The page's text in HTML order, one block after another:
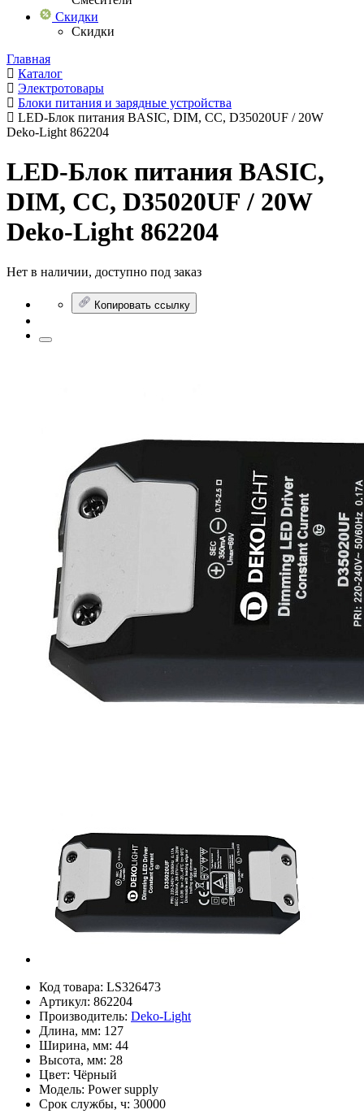
Скидки
Скидки
Главная
Каталог
Электротовары
Блоки питания и зарядные устройства
LED-Блок питания BASIC, DIM, CC, D35020UF / 20W
Deko-Light 862204
LED-Блок питания BASIC,
DIM, CC, D35020UF / 20W
Deko-Light 862204
Нет в наличии, доступно под заказ
Копировать ссылку
Код товара: LS326473
Артикул: 862204
Производитель: Deko-Light
Длина, мм: 127
Ширина, мм: 44
Высота, мм: 28
Цвет: Чёрный
Модель: Power supply
Срок службы, ч: 30000